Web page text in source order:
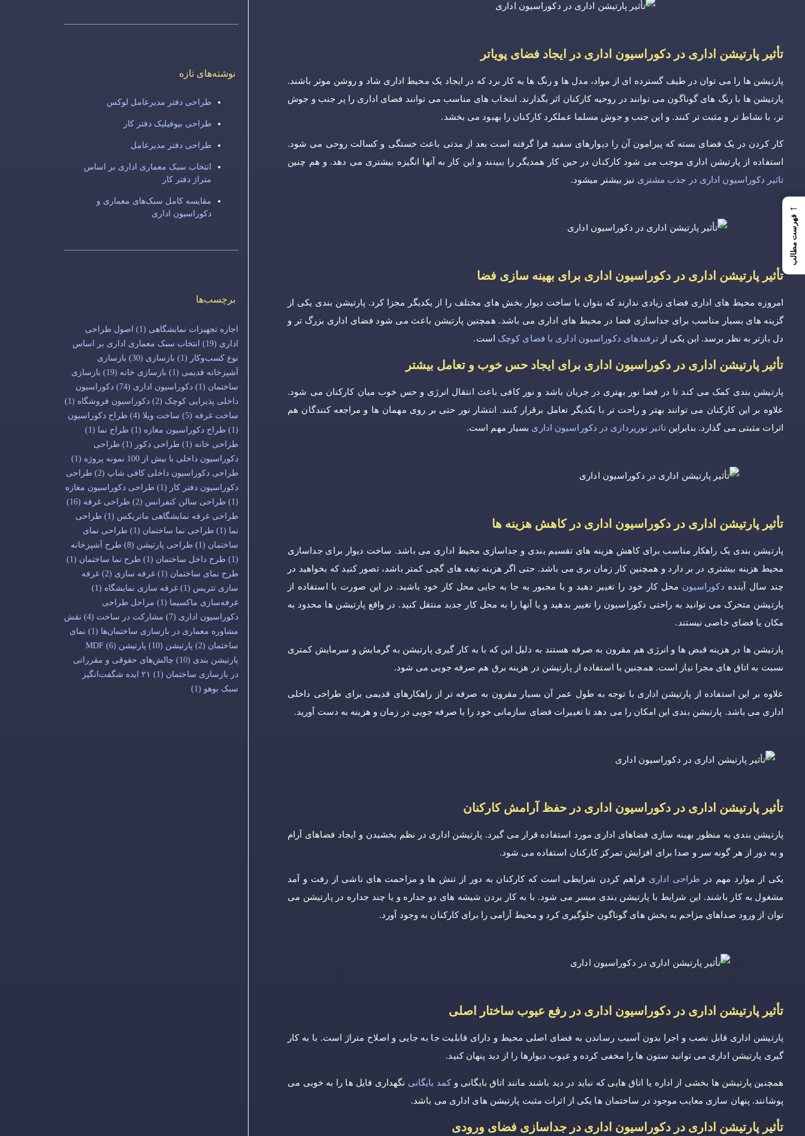
تأثیر پارتیشن اداری در دکوراسیون اداری در ایجاد فضای پویاتر
پارتیشن ها را می توان در طیف گسترده ای از مواد، مدل ها و رنگ ها به کار برد که در ایجاد یک محیط اداری شاد و روشن موثر باشند.
پارتیشن ها با رنگ های گوناگون می توانند در روحیه کارکنان اثر بگذارند. انتخاب های مناسب می توانند فضای اداری را پر جنب و جوش
تر، با نشاط تر و مثبت تر کنند. و این جنب و جوش مسلما عملکرد کارکنان را بهبود می بخشد.
کار کردن در یک فضای بسته که پیرامون آن را دیوارهای سفید فرا گرفته است بعد از مدتی باعث خستگی و کسالت روحی می شود.
استفاده از پارتیشن اداری موجب می شود کارکنان در حین کار همدیگر را ببینند و این کار به آنها انگیزه بیشتری می دهد. و هم چنین
تاثیر دکوراسیون اداری در جذب مشتری نیز بیشتر میشود.
تأثیر پارتیشن اداری در دکوراسیون اداری برای بهینه سازی فضا
امروزه محیط های اداری فضای زیادی ندارند که بتوان با ساخت دیوار بخش های مختلف را از یکدیگر مجزا کرد. پارتیشن بندی یکی از
گزینه های بسیار مناسب برای جداسازی فضا در محیط های اداری می باشد. همچنین پارتیشن باعث می شود فضای اداری بزرگ تر و
دل بازتر به نظر برسد. این یکی ازترفندهای دکوراسیون اداری با فضای کوچک است.
تأثیر پارتیشن اداری در دکوراسیون اداری برای ایجاد حس خوب و تعامل بیشتر
پارتیشن بندی کمک می کند تا در فضا نور بهتری در جریان باشد و نور کافی باعث انتقال انرژی و حس خوب میان کارکنان می شود.
علاوه بر این کارکنان می توانند بهتر و راحت تر با یکدیگر تعامل برقرار کنند. انتشار نور حتی بر روی مهمان ها و مراجعه کنندگان هم
اثرات مثبتی می گذارد. بنابراینتاثیر نورپردازی در دکوراسیون اداری بسیار مهم است.
تأثیر پارتیشن اداری در دکوراسیون اداری در کاهش هزینه ها
پارتیشن بندی یک راهکار مناسب برای کاهش هزینه های تقسیم بندی و جداسازی محیط اداری می باشد. ساخت دیوار برای جداسازی
محیط هزینه بیشتری در بر دارد و همچنین کار زمان بری می باشد. حتی اگر هزینه تیغه های گچی کمتر باشد، تصور کنید که بخواهید در
چند سال آینده دکوراسیون محل کار خود را تغییر دهید و یا مجبور به جا به جایی محل کار خود باشید. در این صورت با استفاده از
پارتیشن متحرک می توانید به راحتی دکوراسیون را تغییر بدهید و یا آنها را به محل کار جدید منتقل کنید. در واقع پارتیشن ها محدود به
مکان یا فضای خاصی نیستند.
پارتیشن ها در هزینه قبض ها و انرژی هم مقرون به صرفه هستند به دلیل این که با به کار گیری پارتیشن به گرمایش و سرمایش کمتری
نسبت به اتاق های مجزا نیاز است. همچنین با استفاده از پارتیشن در هزینه برق هم صرفه جویی می شود.
علاوه بر این استفاده از پارتیشن اداری با توجه به طول عمر آن بسیار مقرون به صرفه تر از راهکارهای قدیمی برای طراحی داخلی
اداری می باشد. پارتیشن بندی این امکان را می دهد تا تغییرات فضای سازمانی خود را با صرفه جویی در زمان و هزینه به دست آورید.
تأثیر پارتیشن اداری در دکوراسیون اداری در حفظ آرامش کارکنان
پارتیشن بندی به منظور بهینه سازی فضاهای اداری مورد استفاده قرار می گیرد. پارتیشن اداری در نظم بخشیدن و ایجاد فضاهای آرام
و به دور از هر گونه سر و صدا برای افزایش تمرکز کارکنان استفاده می شود.
یکی از موارد مهم در طراحی اداری فراهم کردن شرایطی است که کارکنان به دور از تنش ها و مزاحمت های ناشی از رفت و آمد
مشغول به کار باشند. این شرایط با پارتیشن بندی میسر می شود. با به کار بردن شیشه های دو جداره و یا چند جداره در پارتیشن می
توان از ورود صداهای مزاحم به بخش های گوناگون جلوگیری کرد و محیط آرامی را برای کارکنان به وجود آورد.
تأثیر پارتیشن اداری در دکوراسیون اداری در رفع عیوب ساختار اصلی
پارتیشن اداری قابل نصب و اجرا بدون آسیب رساندن به فضای اصلی محیط و دارای قابلیت جا به جایی و اصلاح متراژ است. با به کار
گیری پارتیشن اداری می توانید ستون ها را مخفی کرده و عیوب دیوارها را از دید پنهان کنید.
همچنین پارتیشن ها بخشی از اداره یا اتاق هایی که نباید در دید باشند مانند اتاق بایگانی وکمد بایگانی نگهداری فایل ها را به خوبی می
پوشانند. پنهان سازی معایب موجود در ساختمان ها یکی از اثرات مثبت پارتیشن های اداری می باشد.
تأثیر پارتیشن اداری در دکوراسیون اداری در جداسازی فضای ورودی
نوشته‌های تازه
طراحی دفتر مدیرعامل لوکس
طراحی بیوفیلیک دفتر کار
طراحی دفتر مدیرعامل
انتخاب سبک معماری اداری بر اساس
متراژ دفتر کار
مقایسه کامل سبک‌های معماری و
دکوراسیون اداری
برچسب‌ها
اجاره تجهیزات نمایشگاهی (1)
اصول طراحی
اداری (19)
انتخاب سبک معماری اداری بر اساس
نوع کسب‌وکار (1) بازسازی (30)
بازسازی
آشپزخانه قدیمی (1) بازسازی خانه (19)
بازسازی
ساختمان (1) دکوراسیون اداری (74)
دکوراسیون
داخلی پذیرایی کوچک (2) دکوراسیون فروشگاه (1)
ساخت غرفه (5) ساخت ویلا(4)
طراح دکوراسیون
(1)
طراح دکوراسیون مغازه (1) طراح نما (1)
طراحی خانه (1) طراحی دکور (1)
طراحی
دکوراسیون داخلی با بیش از 100 نمونه پروژه
(1)
طراحی دکوراسیون داخلی کافی شاپ (2)
طراحی
دکوراسیون دفتر کار (1)
طراحی دکوراسیون مغازه
(1)
طراحی سالن کنفرانس (2) طراحی غرفه (16)
طراحی غرفه نمایشگاهی ماتریکس (1)
طراحی
نما (1) طراحی نما ساختمان (1)
طراحی نمای
ساختمان (1) طراحی پارتیشن (8)
طرح آشپزخانه
(1)
طرح داخل ساختمان (1) طرح نما ساختمان (1)
طرح نمای ساختمان (1) غرفه سازی (2)
غرفه
سازی تتریس (1) غرفه سازی نمایشگاه (1)
غرفه‌سازی ماکسیما (1)
مراحل طراحی
دکوراسیون اداری (7) مشارکت در ساخت (4)
نقش
مشاوره معماری در بازسازی ساختمان‌ها (1)
نمای
ساختمان (2) پارتیشن (10) پارتیشن MDF (6)
پارتیشن بندی (10)
چالش‌های حقوقی و مقرراتی
در بازسازی ساختمان (1)
۲۱ ایده شگفت‌انگیز
سبک بوهو (1)
←
فهرست مطالب